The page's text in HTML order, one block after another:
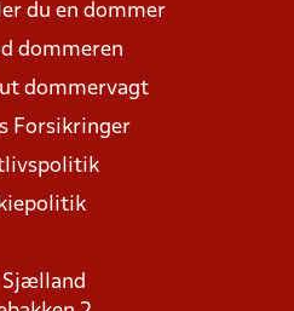
du en dommer
dommeren
dommervagt
Forsikringer
Sjælland